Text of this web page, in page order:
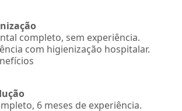
completo, sem experiência.
com higienização hospitalar.
6 meses de experiência.